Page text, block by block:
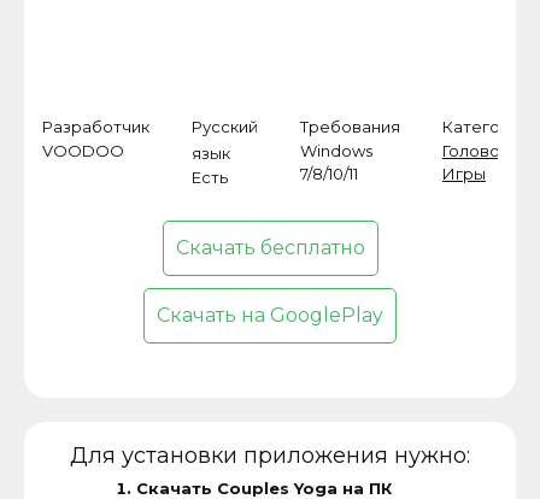
Разработчик
VOODOO
Русский
язык
Есть
Требования
Windows
7/8/10/11
Категория
Игры
Скачать бесплатно
Скачать на GooglePlay
Для установки приложения нужно:
Скачать Couples Yoga на ПК